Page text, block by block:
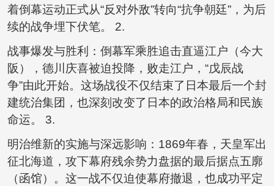
着倒幕运动正式从“反对外敌”转向“抗争朝廷”，为后
续的战争埋下伏笔。 2.
战事爆发与胜利：倒幕军乘胜追击直逼江户（今大
阪），德川庆喜被迫投降，败走江户，“戊辰战
争”由此开始。这场战役不仅结束了日本最后一个封
建统治集团，也深刻改变了日本的政治格局和民族
命运。 3.
明治维新的实施与深远影响：1869年春，天皇军出
征北海道，攻下幕府残余势力盘据的最后据点五廓
（函馆）。这一战不仅迫使幕府撤退，也成功平定